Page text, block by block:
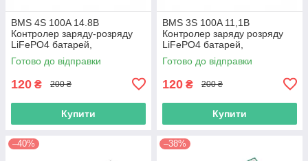
BMS 4S 100A 14.8В
Контролер заряду-розряду
LiFePO4 батарей,
балансування
Готово до відправки
120 ₴ 200 ₴
Купити
BMS 3S 100A 11,1В
Контролер заряду розряду
LiFePO4 батарей,
балансування
Готово до відправки
120 ₴ 200 ₴
Купити
–40% –38%